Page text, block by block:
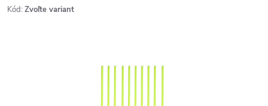
Kód: Zvoľte variant